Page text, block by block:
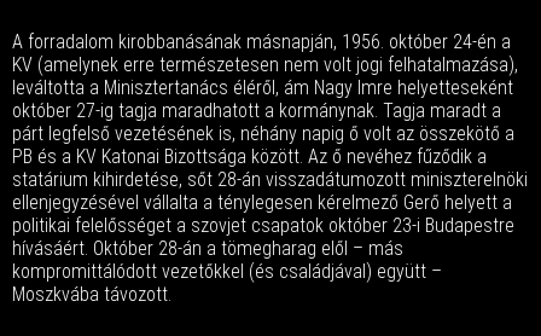
A forradalom kirobbanásának másnapján, 1956. október 24-én a
KV (amelynek erre természetesen nem volt jogi felhatalmazása),
leváltotta a Minisztertanács éléről, ám Nagy Imre helyetteseként
október 27-ig tagja maradhatott a kormánynak. Tagja maradt a
párt legfelső vezetésének is, néhány napig ő volt az összekötő a
PB és a KV Katonai Bizottsága között. Az ő nevéhez fűződik a
statárium kihirdetése, sőt 28-án visszadátumozott miniszterelnöki
ellenjegyzésével vállalta a ténylegesen kérelmező Gerő helyett a
politikai felelősséget a szovjet csapatok október 23-i Budapestre
hívásáért. Október 28-án a tömegharag elől – más
kompromittálódott vezetőkkel (és családjával) együtt –
Moszkvába távozott.